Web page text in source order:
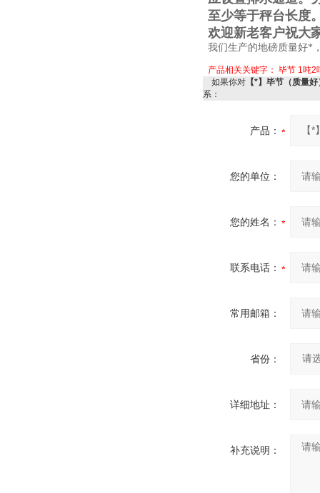
至少等于秤台长度
欢迎新老客户祝大
我们生产的地磅质量好*
产品相关关键字： 毕节 1吨2
如果你对 【*】毕节（质量
系：
产品：
您的单位：
您的姓名：
联系电话：
常用邮箱：
省份：
详细地址：
补充说明：